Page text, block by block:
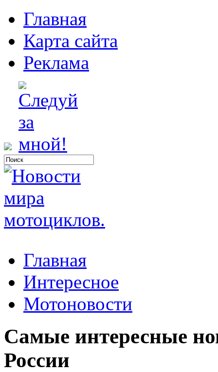
Главная
Карта сайта
Реклама
Главная
Интересное
Мотоновости
Самые интересные
России